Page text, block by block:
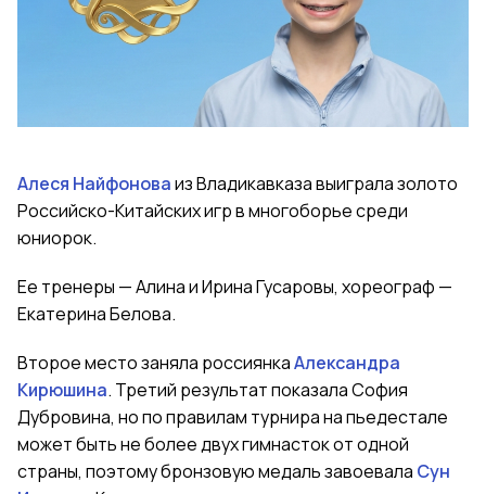
Алеся Найфоноваиз Владикавказа выиграла золото
Российско-Китайских игр в многоборье среди
юниорок.
Ее тренеры — Алина и Ирина Гусаровы, хореограф —
Екатерина Белова.
Второе место заняла россиянкаАлександра
Кирюшина. Третий результат показала София
Дубровина, но по правилам турнира на пьедестале
может быть не более двух гимнасток от одной
страны, поэтому бронзовую медаль завоевала Сун